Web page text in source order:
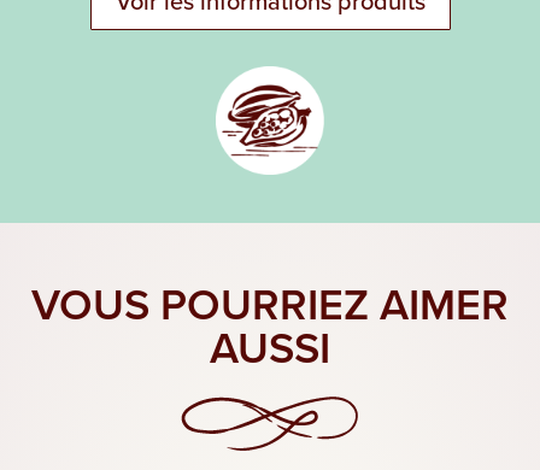
VOUS POURRIEZ AIMER
AUSSI